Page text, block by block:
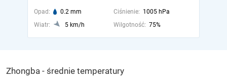
Opad: 0.2 mm Ciśnienie: 1005 hPa
Wiatr:
5 km/h Wilgotność: 75%
Zhongba - średnie temperatury